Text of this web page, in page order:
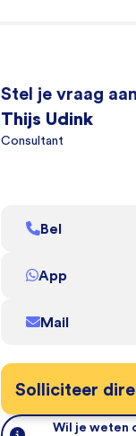
Stel je vraag aan
Thijs Udink
Consultant
Bel
App
Mail
Solliciteer
Wil je weten